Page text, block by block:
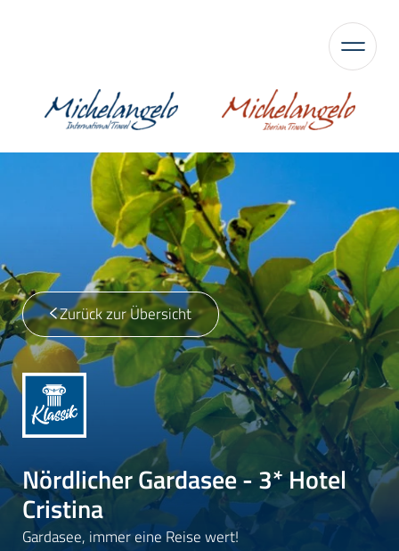
Zurück zur Übersicht
Nördlicher Gardasee - 3* Hotel
Cristina
Gardasee, immer eine Reise wert!